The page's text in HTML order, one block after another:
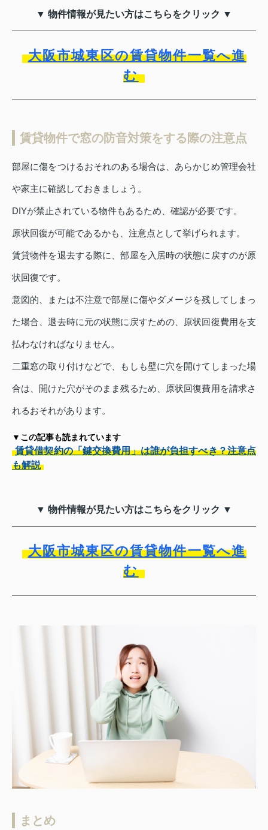
▼ 物件情報が見たい方はこちらをクリック ▼
大阪市城東区の賃貸物件一覧へ進
む
賃貸物件で窓の防音対策をする際の注意点
部屋に傷をつけるおそれのある場合は、あらかじめ管理会社
や家主に確認しておきましょう。
DIYが禁止されている物件もあるため、確認が必要です。
原状回復が可能であるかも、注意点として挙げられます。
賃貸物件を退去する際に、部屋を入居時の状態に戻すのが原
状回復です。
意図的、または不注意で部屋に傷やダメージを残してしまっ
た場合、退去時に元の状態に戻すための、原状回復費用を支
払わなければなりません。
二重窓の取り付けなどで、もしも壁に穴を開けてしまった場
合は、開けた穴がそのまま残るため、原状回復費用を請求さ
れるおそれがあります。
▼この記事も読まれています
賃貸借契約の「鍵交換費用」は誰が負担すべき？注意点
も解説
▼ 物件情報が見たい方はこちらをクリック ▼
大阪市城東区の賃貸物件一覧へ進
む
まとめ